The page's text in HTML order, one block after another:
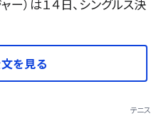
ー）は１４日、シングルス決
を見る
テニス